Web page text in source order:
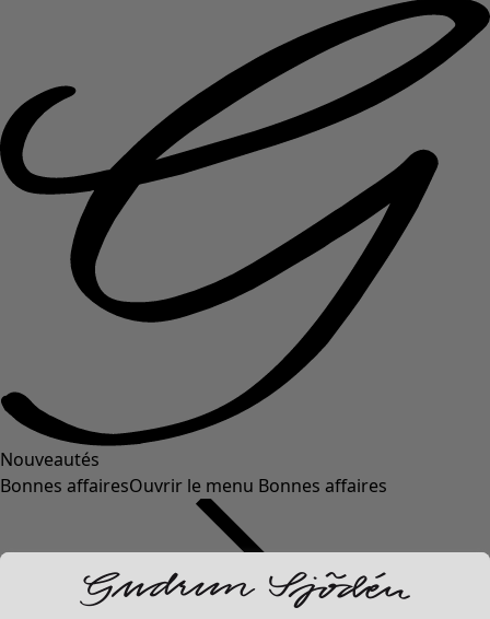
Nouveautés
Bonnes affairesOuvrir le menu Bonnes affaires